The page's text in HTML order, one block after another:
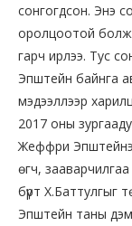
сонгогдсон. Энэ
оролцоотой
гарч ирлээ. Тус
Эпштейн байнга
мэдээллээр
2017 оны
Жеффри
өгч,
бүрт Х.Баттулгыг
Эпштейн таны